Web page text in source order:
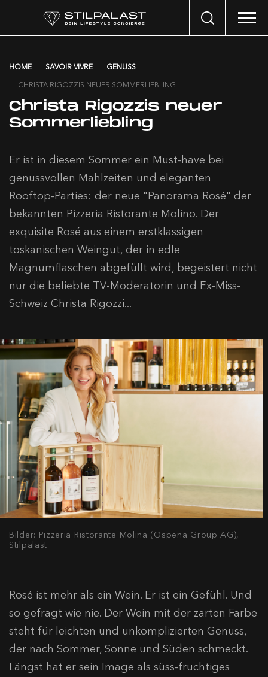
Search
HOME SAVOIR VIVRE
GENUSS
CHRISTA RIGOZZIS NEUER SOMMERLIEBLING
Christa Rigozzis neuer
Sommerliebling
Er ist in diesem Sommer ein Must-have bei
genussvollen Mahlzeiten und eleganten
Rooftop-Parties: der neue "Panorama Rosé" der
bekannten Pizzeria Ristorante Molino. Der
exquisite Rosé aus einem erstklassigen
toskanischen Weingut, der in edle
Magnumflaschen abgefüllt wird, begeistert nicht
nur die beliebte TV-Moderatorin und Ex-Miss-
Schweiz Christa Rigozzi...
Bilder: Pizzeria Ristorante Molina (Ospena Group AG),
Stilpalast
Rosé ist mehr als ein Wein. Er ist ein Gefühl. Und
so gefragt wie nie. Der Wein mit der zarten Farbe
steht für leichten und unkomplizierten Genuss,
der nach Sommer, Sonne und Süden schmeckt.
Längst hat er sein Image als süss-fruchtiges